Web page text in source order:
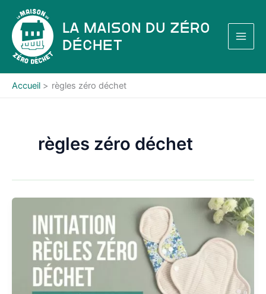
contenu
La Maison du Zéro
Déchet
Accueil règles zéro déchet
règles zéro déchet